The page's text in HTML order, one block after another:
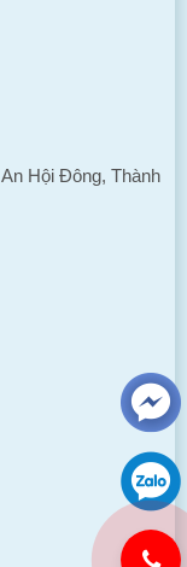
Hội Đông, Thành